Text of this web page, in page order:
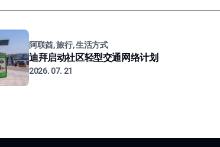
阿联酋, 旅行, 生活方式
迪拜启动社区轻型交通网络计划
2026. 07. 21